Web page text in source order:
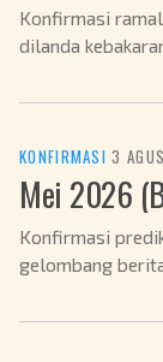
Konfirmasi
dilanda
KONFIRMASI ·3
Mei 2026
Konfirmasi
gelombang